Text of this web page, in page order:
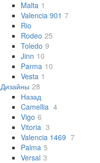
Malta 1
Valencia 901 7
Rio
Rodeo 25
Toledo 9
Jinn 10
Parma 10
Vesta 1
Дизайны 28
Назад
Camellia 4
Vigo 6
Vitoria 3
Valencia 1469 7
Palma 5
Versal 3